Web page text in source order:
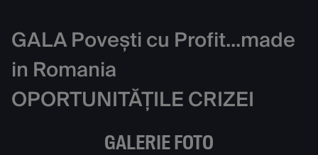
GALA Povești cu Profit...made
in Romania
OPORTUNITĂȚILE CRIZEI
GALERIE FOTO